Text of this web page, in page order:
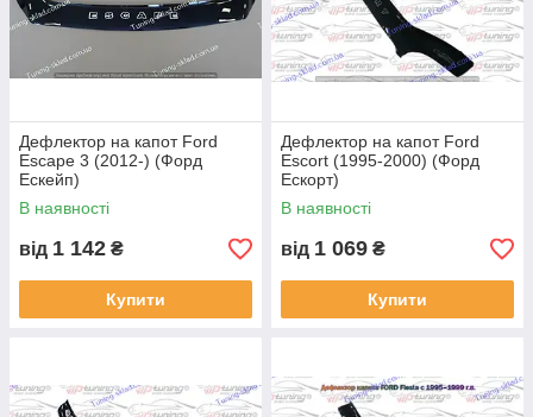
Дефлектор на капот Ford
Escape 3 (2012-) (Форд
Ескейп)
В наявності
від 1 142 ₴
Купити
Дефлектор на капот Ford
Escort (1995-2000) (Форд
Ескорт)
В наявності
від 1 069 ₴
Купити